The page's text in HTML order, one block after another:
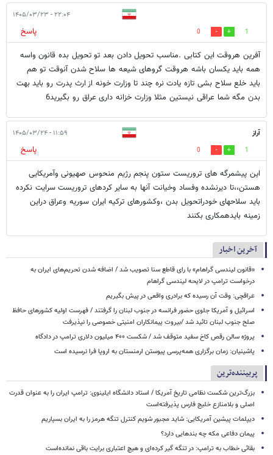
۲۲:۰۴ - ۱۴۰۵/۰۳/۲۳
1
0
پاسخ
آفرین هروقت این کتابی .مناسب تحویل دادن بعد تو تحویل بده قانون واسه
همه باید یکسان باشه هروقت گروهای شیعه ها سلاح شدن آنوقت تو هم
باید خلع سلاح بشی تازه یادت نره چند تا وزارت خونه از ارث پدرت رو باید بهت
بدن مگه شما عراقی نیستین مثلا وزارت خزانه داری عراق رو بگیرید6
آراز ۱۱:۵۹ - ۱۴۰۵/۰۳/۲۴
1
0
پاسخ
این پیشمرگه های تروریست ستون پنجم رژیم منحوس صهیونی وآمریکایی
هستن،،تا دیرنشده وفساد وخیانت آنها به سایر کردهای تروریست سرایت نکرده
باید سلاحهای خودراتحویل بدن ،وکشورهای ترکیه ایران سوریه وعراق دراین
زمینه بایدهمکاری بکنند
آخرین اخبار
«قانون لیندسی گراهام» با رای قاطع سنا تصویب شد / اضافه شدن تحریم‌های ایران به
درخواست ترامپ در لایحه لیندسی گراهام
عراقچی: وقت آن رسیده که برادری واقعی در پیش بگیریم
اسرائیل و آمریکا جلوی حضور فرانسه در جنوب لبنان را گرفتند / فهرست اولیه کشورهای حافظ
صلح جنوب لبنان تائید شد /بیروت پیمانکاران امنیتی خصوصی را نپذیرفت
پروژه سالن رقص کاخ سفید متوقف شد / شکست ۴۰۰ میلیون دلاری ترامپ در دادگاه
پاشینیان: زمان برگزاری همه‌پرسی پیوستن ارمنستان به اروپا فرا نرسیده است
پربیننده‌ترین
بزرگ‌ترین شکست نظامی تاریخ آمریکا / استاد دانشگاه ایلینوی: ترامپ ایران را به عنوان قدرت
اصلی و بلامنازع خلیج فارس پذیرفته‌است
دیپلمات پیشین آمریکایی: شاید مجبور شویم کنترل تنگه هرمز را به ایران بسپاریم
پیمان دفاعی مکه چه بندهایی دارد؟
بقائی خطاب به ترامپ: در تنگه گیر کرده‌ای و هیچ اعتباری برایت باقی نمانده‌است